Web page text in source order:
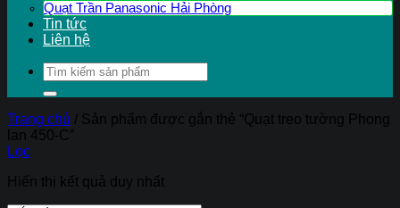
Quạt Trần Panasonic Hải Phòng
Tin tức
Liên hệ
Tìm
kiếm:
Trang chủ / Sản phẩm được gắn thẻ “Quạt treo tường Phong
lan 450-C”
Lọc
Hiển thị kết quả duy nhất